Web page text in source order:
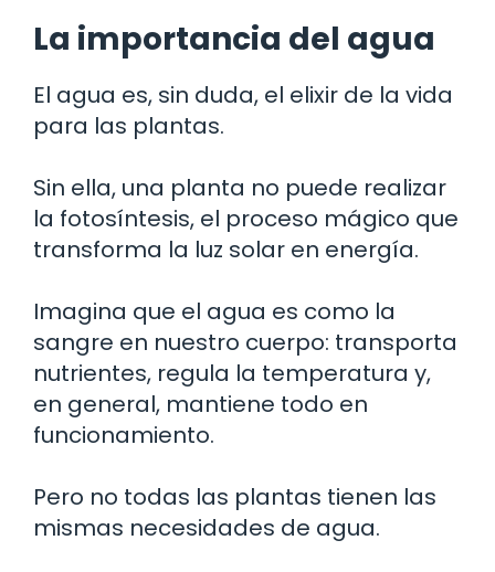
La importancia del agua
El agua es, sin duda, el elixir de la vida
para las plantas.
Sin ella, una planta no puede realizar
la fotosíntesis, el proceso mágico que
transforma la luz solar en energía.
Imagina que el agua es como la
sangre en nuestro cuerpo: transporta
nutrientes, regula la temperatura y,
en general, mantiene todo en
funcionamiento.
Pero no todas las plantas tienen las
mismas necesidades de agua.